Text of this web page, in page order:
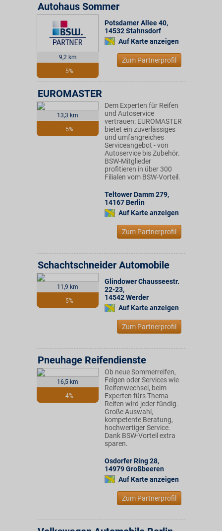
9,2 km
5%
Autohaus Sommer
Potsdamer Allee 40,
14532Stahnsdorf
Auf Karte anzeigen
Zum Partnerprofil
13,3 km
5%
EUROMASTER
Dem Experten für Reifen
und Autoservice
vertrauen: EUROMASTER
bietet ein zuverlässiges
und umfangreiches
Serviceangebot - von
Autoservice bis Zubehör.
BSW-Mitglieder
profitieren in über 300
Filialen vom BSW-Vorteil.
Teltower Damm 279,
14167 Berlin
Auf Karte anzeigen
Zum Partnerprofil
11,9 km
5%
Schachtschneider Automobile
Glindower Chausseestr.
22-23,
14542Werder
Auf Karte anzeigen
Zum Partnerprofil
16,5 km
4%
Pneuhage Reifendienste
Ob neue Sommerreifen,
Felgen oder Services wie
Reifenwechsel, beim
Experten fürs Thema
Reifen wird jeder fündig.
Große Auswahl,
kompetente Beratung,
hochwertiger Service.
Dank BSW-Vorteil extra
sparen.
Osdorfer Ring 28,
14979Großbeeren
Auf Karte anzeigen
Zum Partnerprofil